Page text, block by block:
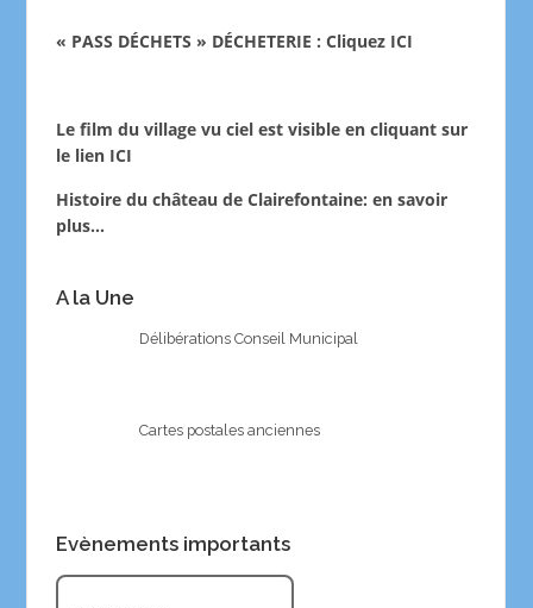
« PASS DÉCHETS » DÉCHETERIE : Cliquez ICI
Le film du village vu ciel est visible en cliquant sur
le lien ICI
Histoire du château de Clairefontaine: en savoir
plus…
A la Une
Délibérations Conseil Municipal
Cartes postales anciennes
Evènements importants